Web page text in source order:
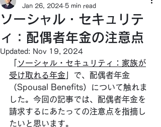
ソーシャル・セキュリテ
ィ：配偶者年金の注意点
Jan 26, 2024 5 min read
Updated: Nov 19, 2024
ソーシャル・セキュリティ：家族が
受け取れる年金 」で、配偶者年金
（Spousal Benefits）について触れま
した。今回の記事では、配偶者年金を
請求するにあたっての注意点を指摘し
たいと思います。